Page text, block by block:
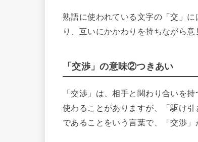
熟語に使われている文字の「交」に
り、互いにかかわりを持ちながら
「交渉」の意味②つきあい
「交渉」は、相手と関わり合いを
使わることがありますが、「駆け
であることをいう言葉で、「交渉